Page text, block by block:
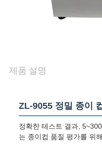
세
제품 설명
ZL-9055 정밀 종이
정확한 테스트 결과,
는 종이컵 품질 평가를 위해